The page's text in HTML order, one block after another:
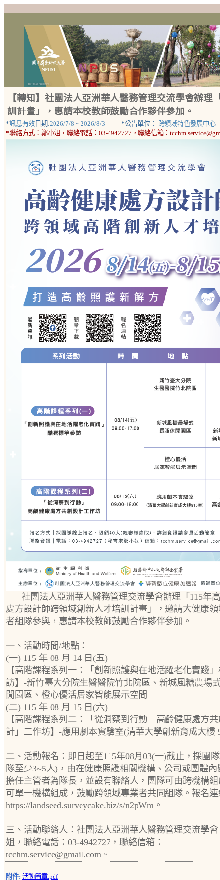
【轉知】社團法人亞洲華人醫務管理交流學會辦
訓計畫」，惠請本校教師鼓勵合作夥伴參加。
*訊息有效 日期:2026/7/8 ~ 2026/8/3 *公告單位： 跨領域特色發展中心
*聯絡方式： 鄭小姐，聯絡電話：03-4942727，聯絡信箱：
社團法人亞洲華人醫務管理交流學會辦理「115年
處方設計師跨領域創新人才培訓計畫」，邀請大健康
者組隊參與，惠請本校教師鼓勵合作夥伴參加。
一、活動時間/地點：
(一) 115 年 08 月 14 日(五)
【高階課程系列一：「創新照護與在地活躍老化實踐
訪】-新竹臺大分院生醫醫院竹北院區、新城風糖農場
閒園區、橙心優活居家智能展示空間
(二) 115 年 08 月 15 日(六)
【高階課程系列二：「從洞察到行動—高齡健康處方
計」工作坊】-應用劇本實驗室(清華大學創新育成大樓
二、活動報名：即日起至115年08月03(一)截止，採團
隊至少3~5人)，由在健康照護相關機構、公司或團體內
擔任主管者為隊長，並設有聯絡人，團隊可由跨機構
可單一機構組成，鼓勵跨領域專業者共同組隊。報名
https://landseed.surveycake.biz/s/n2pWm。
三、活動聯絡人：社團法人亞洲華人醫務管理交流學
姐，聯絡電話：03-4942727，聯絡信箱：
tcchm.service@gmail.com。
附件: 活動簡章.pdf